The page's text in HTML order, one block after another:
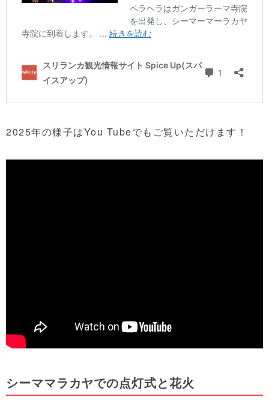
2025年の様子はYou Tubeでもご覧いただけます！
シーママラカヤでの点灯式と花火